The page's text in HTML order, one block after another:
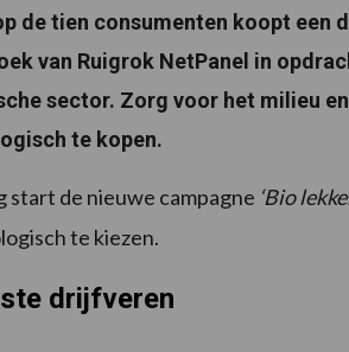
de tien consumenten koopt een
van Ruigrok NetPanel in
sector. Zorg voor het milieu
te kopen.
start de nieuwe campagne ‘Bio
te kiezen.
drijfveren